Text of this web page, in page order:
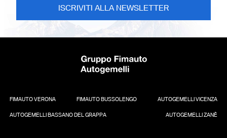
FIMAUTO VERONA FIMAUTO BUSSOLENGO AUTOGEMELLI VICENZA
AUTOGEMELLI BASSANO DEL GRAPPA AUTOGEMELLI ZANÈ